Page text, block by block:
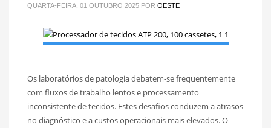
QUARTA-FEIRA, 01 OUTUBRO 2025 POR OESTE
Os laboratórios de patologia debatem-se frequentemente
com fluxos de trabalho lentos e processamento
inconsistente de tecidos. Estes desafios conduzem a atrasos
no diagnóstico e a custos operacionais mais elevados. O